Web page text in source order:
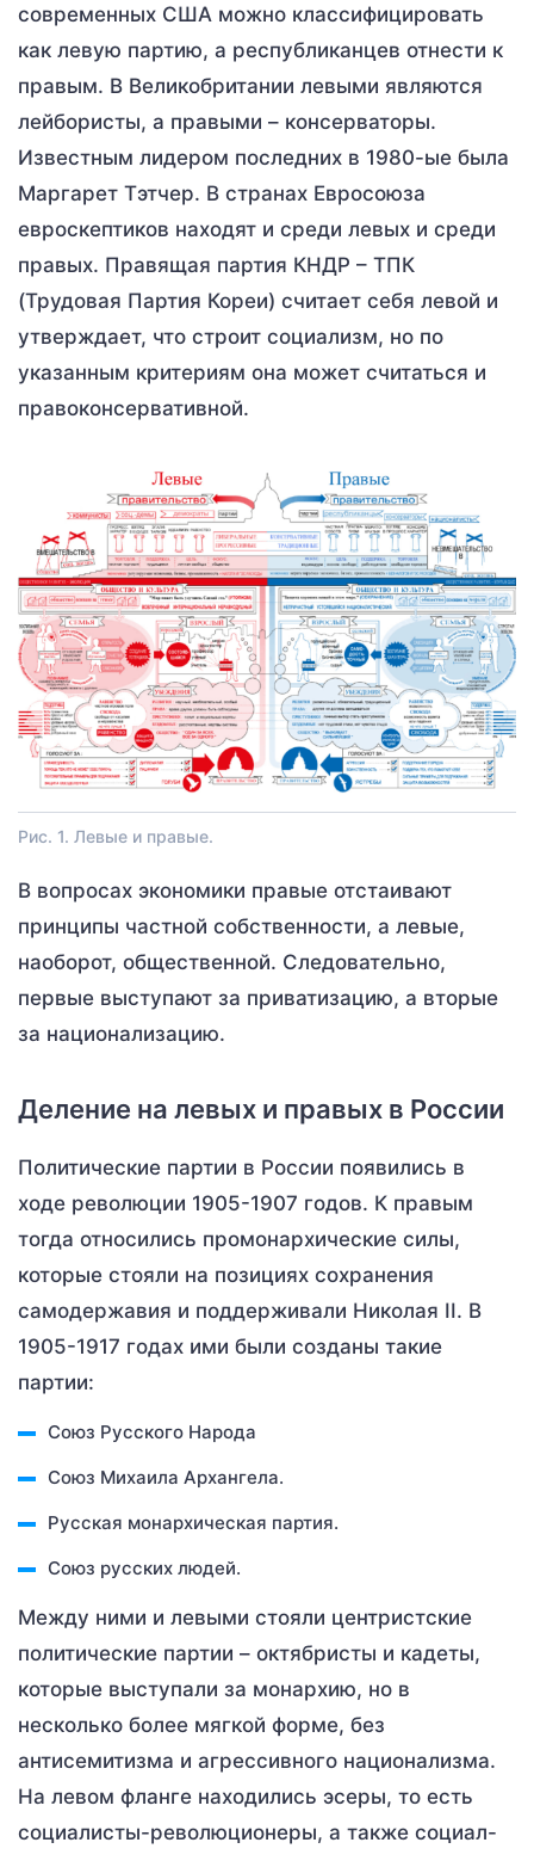
современных США можно классифицировать
как левую партию, а республиканцев отнести к
правым. В Великобритании левыми являются
лейбористы, а правыми – консерваторы.
Известным лидером последних в 1980-ые была
Маргарет Тэтчер. В странах Евросоюза
евроскептиков находят и среди левых и среди
правых. Правящая партия КНДР – ТПК
(Трудовая Партия Кореи) считает себя левой и
утверждает, что строит социализм, но по
указанным критериям она может считаться и
правоконсервативной.
Рис. 1. Левые и правые.
В вопросах экономики правые отстаивают
принципы частной собственности, а левые,
наоборот, общественной. Следовательно,
первые выступают за приватизацию, а вторые
за национализацию.
Деление на левых и правых в России
Политические партии в России появились в
ходе революции 1905-1907 годов. К правым
тогда относились промонархические силы,
которые стояли на позициях сохранения
самодержавия и поддерживали Николая II. В
1905-1917 годах ими были созданы такие
партии:
Союз Русского Народа
Союз Михаила Архангела.
Русская монархическая партия.
Союз русских людей.
Между ними и левыми стояли центристские
политические партии – октябристы и кадеты,
которые выступали за монархию, но в
несколько более мягкой форме, без
антисемитизма и агрессивного национализма.
На левом фланге находились эсеры, то есть
социалисты-революционеры, а также социал-